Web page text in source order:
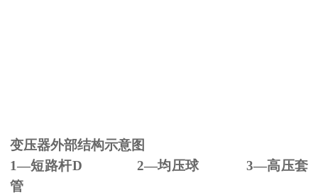
变压器外部结构示意图
1—短路杆D 2—均压球 3—高压套
管